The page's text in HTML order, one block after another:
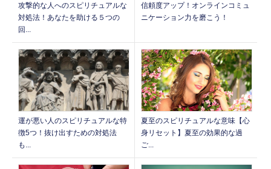
攻撃的な人へのスピリチュアルな
対処法！あなたを助ける５つの
回...
信頼度アップ！オンラインコミュ
ニケーション力を磨こう！
運が悪い人のスピリチュアルな特
徴5つ！抜け出すための対処法
も...
夏至のスピリチュアルな意味【心
身リセット】夏至の効果的な過
ご...